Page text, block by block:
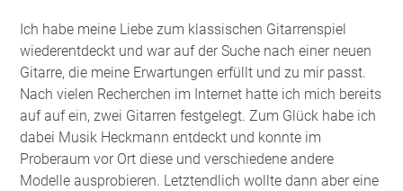
Ich habe meine Liebe zum klassischen Gitarrenspiel
wiederentdeckt und war auf der Suche nach einer neuen
Gitarre, die meine Erwartungen erfüllt und zu mir passt.
Nach vielen Recherchen im Internet hatte ich mich bereits
auf auf ein, zwei Gitarren festgelegt. Zum Glück habe ich
dabei Musik Heckmann entdeckt und konnte im
Proberaum vor Ort diese und verschiedene andere
Modelle ausprobieren. Letztendlich wollte dann aber eine